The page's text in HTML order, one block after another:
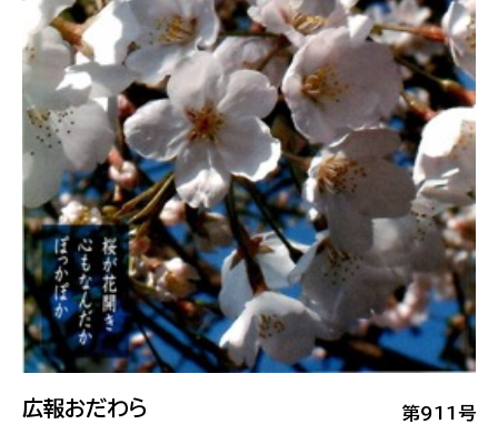
第911号
広報おだわら